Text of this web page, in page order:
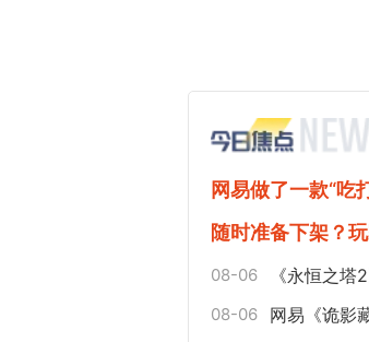
网易做了一款“吃
随时准备下架？
08-06 《永恒之
08-06 网易《诡影